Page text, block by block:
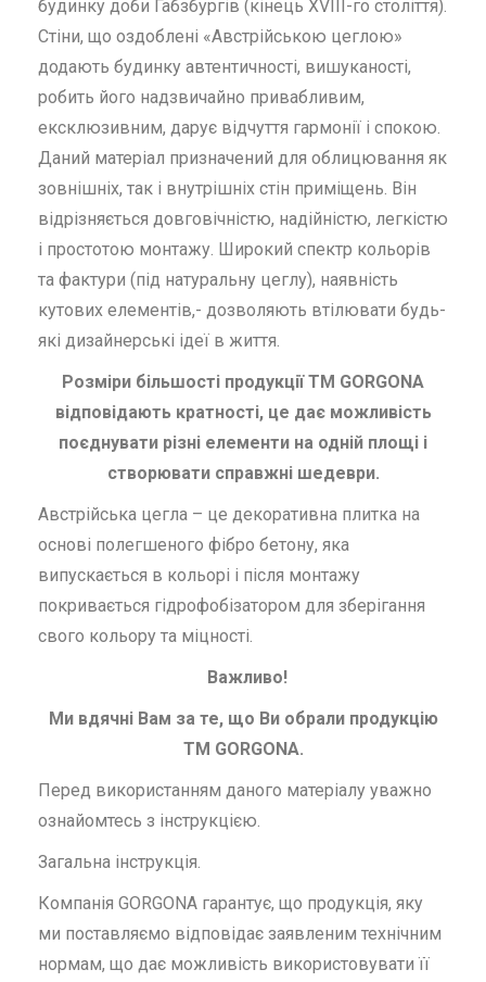
будинку доби Габзбургів (кінець XVIII-го століття).
Стіни, що оздоблені «Австрійською цеглою»
додають будинку автентичності, вишуканості,
робить його надзвичайно привабливим,
ексклюзивним, дарує відчуття гармонії і спокою.
Даний матеріал призначений для облицювання як
зовнішніх, так і внутрішніх стін приміщень. Він
відрізняється довговічністю, надійністю, легкістю
і простотою монтажу. Широкий спектр кольорів
та фактури (під натуральну цеглу), наявність
кутових елементів,- дозволяють втілювати будь-
які дизайнерські ідеї в життя.
Розміри більшості продукції ТМ GORGONA
відповідають кратності, це дає можливість
поєднувати різні елементи на одній площі і
створювати справжні шедеври.
Австрійська цегла – це декоративна плитка на
основі полегшеного фібро бетону, яка
випускається в кольорі і після монтажу
покривається гідрофобізатором для зберігання
свого кольору та міцності.
Важливо!
Ми вдячні Вам за те, що Ви обрали продукцію
ТМ GORGONA.
Перед використанням даного матеріалу уважно
ознайомтесь з інструкцією.
Загальна інструкція.
Компанія GORGONA гарантує, що продукція, яку
ми поставляємо відповідає заявленим технічним
нормам, що дає можливість використовувати її